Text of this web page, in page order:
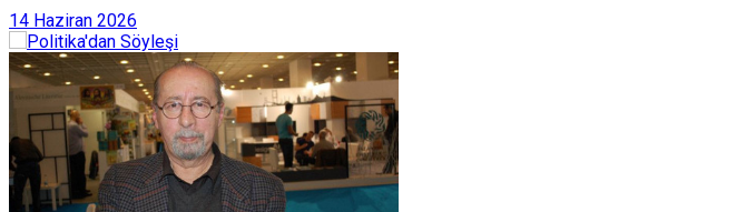
14 Haziran 2026